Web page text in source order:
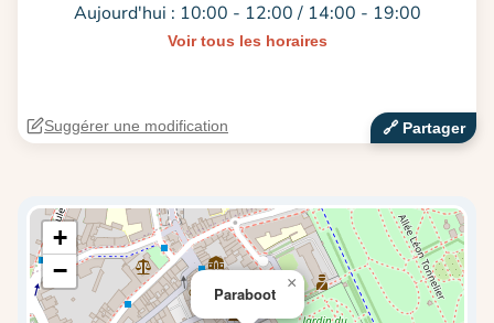
Aujourd'hui : 10:00 - 12:00 / 14:00 - 19:00
Voir tous les horaires
🔗‍️ Partager
Suggérer une modification
Paraboot
×
+
−